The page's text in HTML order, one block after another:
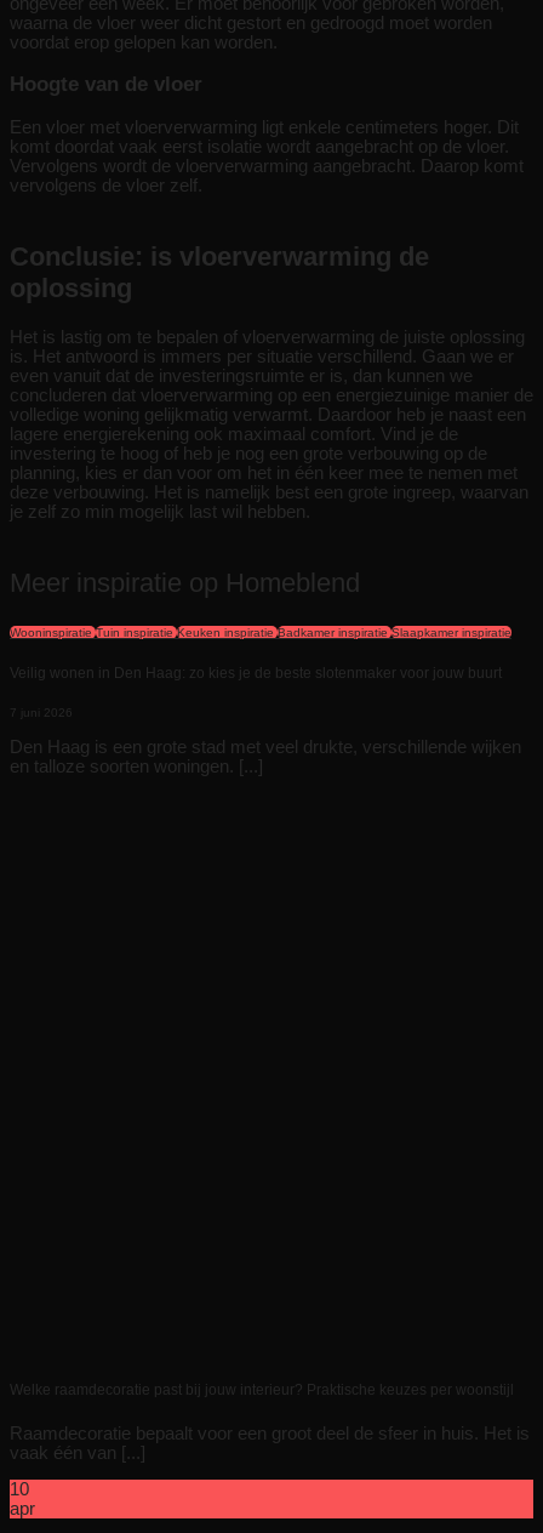
ongeveer een week. Er moet behoorlijk voor gebroken worden,
waarna de vloer weer dicht gestort en gedroogd moet worden
voordat erop gelopen kan worden.
Hoogte van de vloer
Een vloer met vloerverwarming ligt enkele centimeters hoger. Dit
komt doordat vaak eerst isolatie wordt aangebracht op de vloer.
Vervolgens wordt de vloerverwarming aangebracht. Daarop komt
vervolgens de vloer zelf.
Conclusie: is vloerverwarming de
oplossing
Het is lastig om te bepalen of vloerverwarming de juiste oplossing
is. Het antwoord is immers per situatie verschillend. Gaan we er
even vanuit dat de investeringsruimte er is, dan kunnen we
concluderen dat vloerverwarming op een energiezuinige manier de
volledige woning gelijkmatig verwarmt. Daardoor heb je naast een
lagere energierekening ook maximaal comfort. Vind je de
investering te hoog of heb je nog een grote verbouwing op de
planning, kies er dan voor om het in één keer mee te nemen met
deze verbouwing. Het is namelijk best een grote ingreep, waarvan
je zelf zo min mogelijk last wil hebben.
Meer inspiratie op Homeblend
Wooninspiratie Tuin inspiratie Keuken inspiratie Badkamer inspiratie Slaapkamer inspiratie
Veilig wonen in Den Haag: zo kies je de beste slotenmaker voor jouw buurt
7 juni 2026
Den Haag is een grote stad met veel drukte, verschillende wijken
en talloze soorten woningen. [...]
Welke raamdecoratie past bij jouw interieur? Praktische keuzes per woonstijl
Raamdecoratie bepaalt voor een groot deel de sfeer in huis. Het is
vaak één van [...]
10
apr